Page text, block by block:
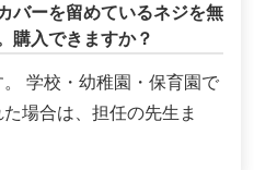
バーを留めているネジを無
購入できますか？
学校・幼稚園・保育園で
場合は、担任の先生ま